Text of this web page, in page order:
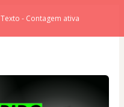
Texto - Contagem ativa